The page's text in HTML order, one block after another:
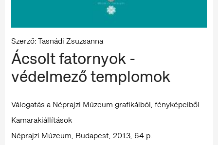
Szerző: Tasnádi Zsuzsanna
Ácsolt fatornyok -
védelmező templomok
Válogatás a Néprajzi Múzeum grafikáiból, fényképeiből
Kamarakiállítások
Néprajzi Múzeum, Budapest, 2013, 64 p.